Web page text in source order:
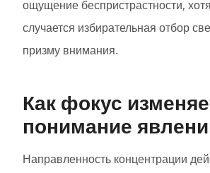
ощущение беспристрастности,
случается избирательная отбор
призму внимания.
Как фокус
понимание
Направленность концентрации